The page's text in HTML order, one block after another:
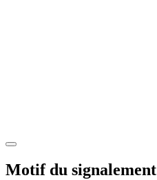
Motif du signalement